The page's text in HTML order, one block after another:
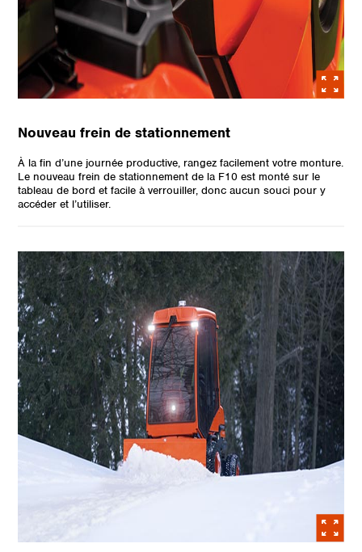
Nouveau frein de stationnement
À la fin d’une journée productive, rangez facilement votre monture.
Le nouveau frein de stationnement de la F10 est monté sur le
tableau de bord et facile à verrouiller, donc aucun souci pour y
accéder et l’utiliser.